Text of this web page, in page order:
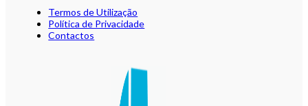
Termos de Utilização
Política de Privacidade
Contactos